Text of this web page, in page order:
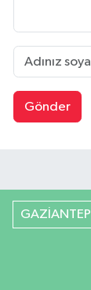
Gönder
GAZİANTEP